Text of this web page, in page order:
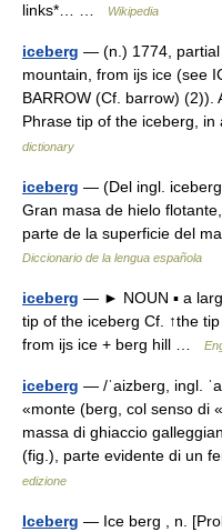
links*… …
Wikipedia
iceberg — (n.) 1774, partial
mountain, from ijs ice (see
BARROW (Cf. barrow) (2)).
Phrase tip of the iceberg,
dictionary
iceberg — (Del ingl.
Gran masa de hielo
parte de la superficie del
Diccionario de la lengua española
iceberg — ► NOUN ▪ a
tip of the iceberg Cf. ↑the
from ijs ice + berg hill …
iceberg — /ˈaizberɡ, ingl.
«monte (berg, col senso di
massa di ghiaccio
(fig.), parte evidente di un
edizione
Iceberg — Ice berg , n.